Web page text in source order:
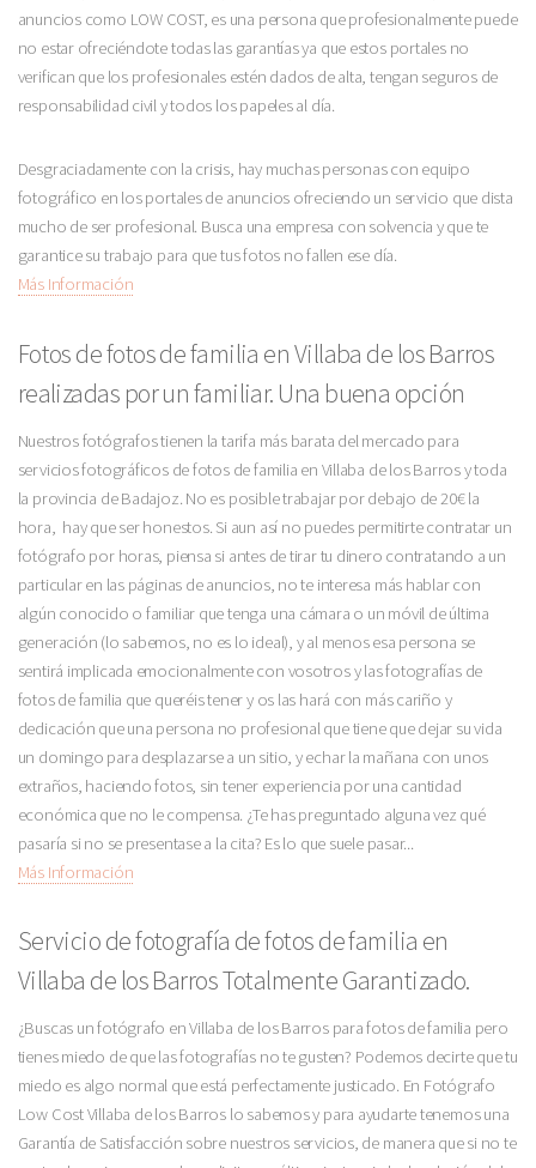
anuncios como LOW COST, es una persona que profesionalmente puede
no estar ofreciéndote todas las garantías ya que estos portales no
verifican que los profesionales estén dados de alta, tengan seguros de
responsabilidad civil y todos los papeles al día.
Desgraciadamente con la crisis, hay muchas personas con equipo
fotográfico en los portales de anuncios ofreciendo un servicio que dista
mucho de ser profesional. Busca una empresa con solvencia y que te
garantice su trabajo para que tus fotos no fallen ese día.
Más Información
Fotos de fotos de familia en Villaba de los Barros
realizadas por un familiar. Una buena opción
Nuestros fotógrafos tienen la tarifa más barata del mercado para
servicios fotográficos de fotos de familia en Villaba de los Barros y toda
la provincia de Badajoz. No es posible trabajar por debajo de 20€ la
hora, hay que ser honestos. Si aun así no puedes permitirte contratar un
fotógrafo por horas, piensa si antes de tirar tu dinero contratando a un
particular en las páginas de anuncios, no te interesa más hablar con
algún conocido o familiar que tenga una cámara o un móvil de última
generación (lo sabemos, no es lo ideal), y al menos esa persona se
sentirá implicada emocionalmente con vosotros y las fotografías de
fotos de familia que queréis tener y os las hará con más cariño y
dedicación que una persona no profesional que tiene que dejar su vida
un domingo para desplazarse a un sitio, y echar la mañana con unos
extraños, haciendo fotos, sin tener experiencia por una cantidad
económica que no le compensa. ¿Te has preguntado alguna vez qué
pasaría si no se presentase a la cita? Es lo que suele pasar...
Más Información
Servicio de fotografía de fotos de familia en
Villaba de los Barros Totalmente Garantizado.
¿Buscas un fotógrafo en Villaba de los Barros para fotos de familia pero
tienes miedo de que las fotografías no te gusten? Podemos decirte que tu
miedo es algo normal que está perfectamente justicado. En Fotógrafo
Low Cost Villaba de los Barros lo sabemos y para ayudarte tenemos una
Garantía de Satisfacción sobre nuestros servicios, de manera que si no te